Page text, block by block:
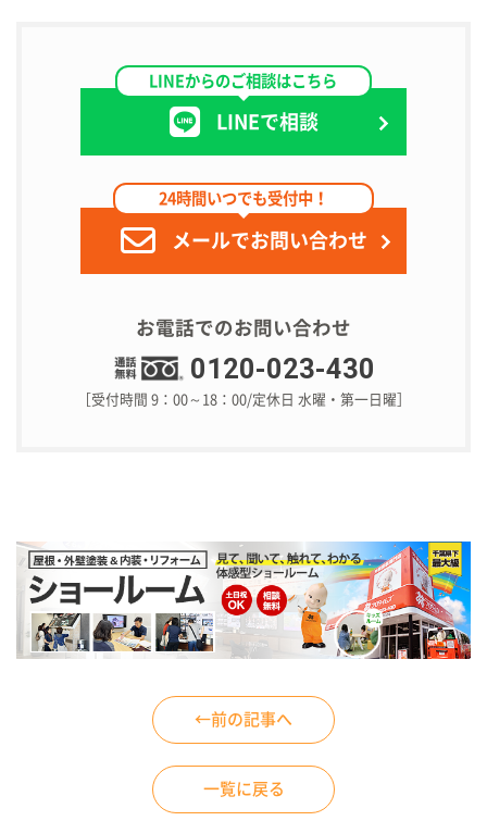
LINEからのご相談はこちら
LINEで相談
24時間いつでも受付中！
メールでお問い合わせ
お電話でのお問い合わせ
0120-023-430
［受付時間 9：00～18：00/定休日 水曜・第一日曜］
←前の記事へ
一覧に戻る